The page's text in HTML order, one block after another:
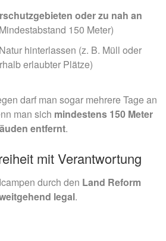
oder zu nah an
150 Meter)
hinterlassen (z. B. Müll oder
erlaubter Plätze)
darf man sogar mehrere Tage an
man sich mindestens 150 Meter
entfernt.
mit Verantwortung
durch den Land Reform
legal.